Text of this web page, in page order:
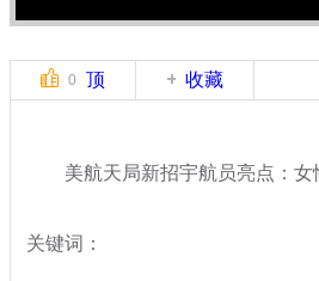
0 顶 收藏
美航天局新招宇航员亮点：女
关键词：